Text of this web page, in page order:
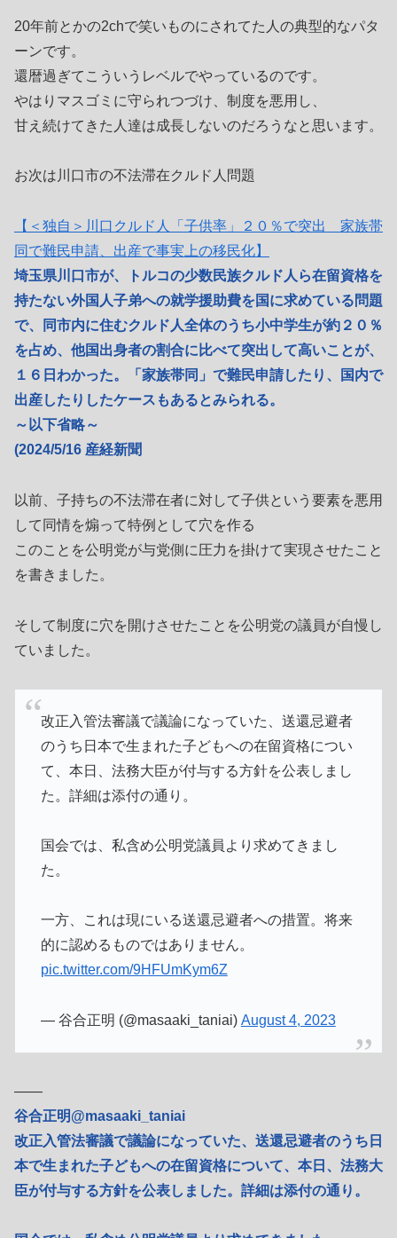
20年前とかの2chで笑いものにされてた人の典型的なパタ
ーンです。
還暦過ぎてこういうレベルでやっているのです。
やはりマスゴミに守られつづけ、制度を悪用し、
甘え続けてきた人達は成長しないのだろうなと思います。
お次は川口市の不法滞在クルド人問題
【＜独自＞川口クルド人「子供率」２０％で突出 家族帯
同で難民申請、出産で事実上の移民化】
埼玉県川口市が、トルコの少数民族クルド人ら在留資格を
持たない外国人子弟への就学援助費を国に求めている問題
で、同市内に住むクルド人全体のうち小中学生が約２０％
を占め、他国出身者の割合に比べて突出して高いことが、
１６日わかった。「家族帯同」で難民申請したり、国内で
出産したりしたケースもあるとみられる。
～以下省略～
(2024/5/16 産経新聞
以前、子持ちの不法滞在者に対して子供という要素を悪用
して同情を煽って特例として穴を作る
このことを公明党が与党側に圧力を掛けて実現させたこと
を書きました。
そして制度に穴を開けさせたことを公明党の議員が自慢し
ていました。
改正入管法審議で議論になっていた、送還忌避者
のうち日本で生まれた子どもへの在留資格につい
て、本日、法務大臣が付与する方針を公表しまし
た。詳細は添付の通り。
国会では、私含め公明党議員より求めてきまし
た。
一方、これは現にいる送還忌避者への措置。将来
的に認めるものではありません。
pic.twitter.com/9HFUmKym6Z
— 谷合正明 (@masaaki_taniai) August 4, 2023
――
谷合正明@masaaki_taniai
改正入管法審議で議論になっていた、送還忌避者のうち日
本で生まれた子どもへの在留資格について、本日、法務大
臣が付与する方針を公表しました。詳細は添付の通り。